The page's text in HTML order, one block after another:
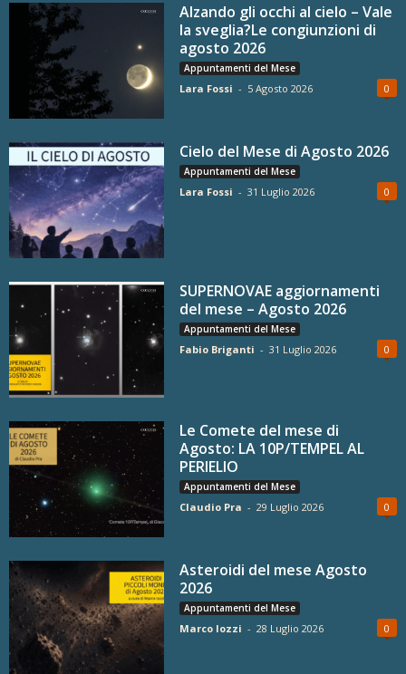
Alzando gli occhi al cielo – Vale
la sveglia?Le congiunzioni di
agosto 2026
Appuntamenti del Mese
Lara Fossi - 5 Agosto 2026 0
Cielo del Mese di Agosto 2026
Appuntamenti del Mese
Lara Fossi - 31 Luglio 2026 0
SUPERNOVAE aggiornamenti
del mese – Agosto 2026
Appuntamenti del Mese
Fabio Briganti - 31 Luglio 2026 0
Le Comete del mese di
Agosto: LA 10P/TEMPEL AL
PERIELIO
Appuntamenti del Mese
Claudio Pra - 29 Luglio 2026 0
Asteroidi del mese Agosto
2026
Appuntamenti del Mese
Marco Iozzi - 28 Luglio 2026 0